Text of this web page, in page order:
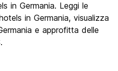
in Germania. Leggi le
in Germania, visualizza
e approfitta delle